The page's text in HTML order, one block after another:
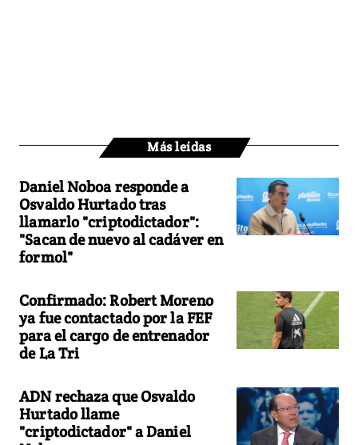
Más leídas
Daniel Noboa responde a
Osvaldo Hurtado tras
llamarlo "criptodictador":
"Sacan de nuevo al cadáver en
formol"
Confirmado: Robert Moreno
ya fue contactado por la FEF
para el cargo de entrenador
de La Tri
ADN rechaza que Osvaldo
Hurtado llame
"criptodictador" a Daniel